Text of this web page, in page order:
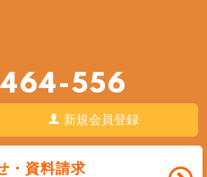
556
新規会員登録
・資料請求